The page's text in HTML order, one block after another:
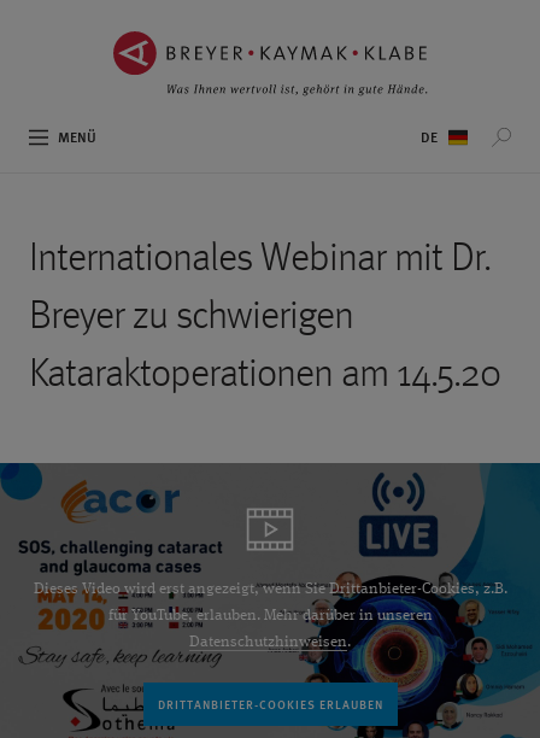
MENÜ
Internationales Webinar mit Dr.
Breyer zu schwierigen
Kataraktoperationen am 14.5.20
Dieses Video wird erst angezeigt, wenn Sie Drittanbieter-Cookies, z.B.
für YouTube, erlauben. Mehr darüber in unseren
Datenschutzhinweisen.